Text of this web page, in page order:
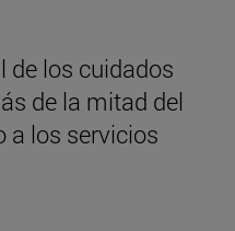
de los cuidados
de la mitad del
a los servicios